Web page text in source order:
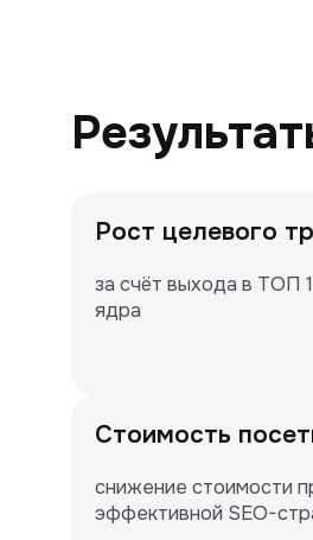
Рост целевого
за счёт выхода в ТОП
ядра
Стоимость
снижение стоимости
эффективной SEO-